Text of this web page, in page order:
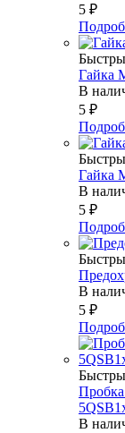
5 ₽
Гайка
В
5 ₽
Гайка
В
5 ₽
В
5 ₽
В